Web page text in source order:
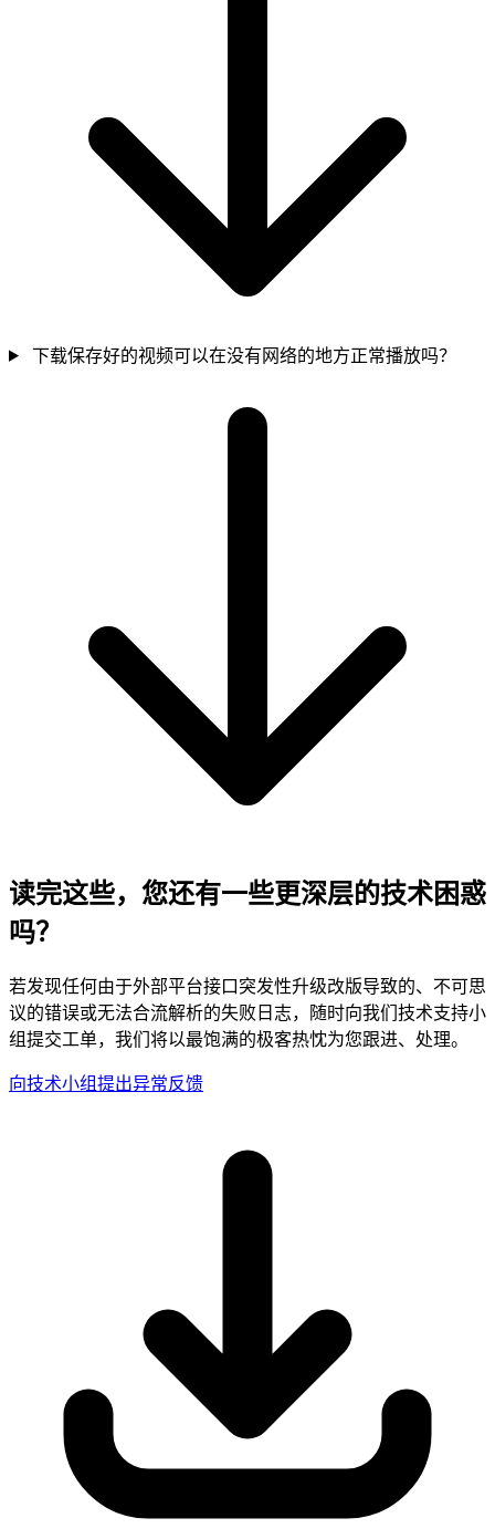
下载保存好的视频可以在没有网络的地方正常播放吗？
读完这些，您还有一些更深层的技术困惑
吗？
若发现任何由于外部平台接口突发性升级改版导致的、不可思
议的错误或无法合流解析的失败日志，随时向我们技术支持小
组提交工单，我们将以最饱满的极客热忱为您跟进、处理。
向技术小组提出异常反馈